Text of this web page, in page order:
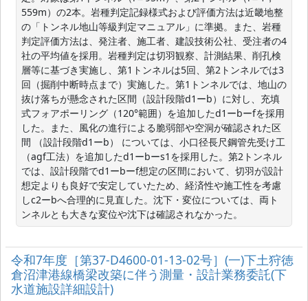
559m）の2本。岩種判定記録様式および評価方法は近畿地整
の「トンネル地山等級判定マニュアル」に準拠。また、岩種
判定評価方法は、発注者、施工者、建設技術公社、受注者の4
社の平均値を採用。岩種判定は切羽観察、計測結果、削孔検
層等に基づき実施し、第1トンネルは5回、第2トンネルでは3
回（掘削中断時点まで）実施した。第1トンネルでは、地山の
抜け落ちが懸念された区間（設計段階d1ーb）に対し、充填
式フォアポーリング（120°範囲）を追加したd1ーbーfを採用
した。また、風化の進行による脆弱部や空洞が確認された区
間 （設計段階d1ーb） については、小口径長尺鋼管先受け工
（agf工法）を追加したd1ーbーs1を採用した。第2トンネル
では、設計段階でd1ーbーf想定の区間において、切羽が設計
想定よりも良好で安定していたため、経済性や施工性を考慮
しc2ーbへ合理的に見直した。沈下・変位については、両ト
ンネルとも大きな変位や沈下は確認されなかった。
令和7年度［第37-D4600-01-13-02号］(一)下土狩徳
倉沼津港線橋梁改築に伴う測量・設計業務委託(下
水道施設詳細設計)